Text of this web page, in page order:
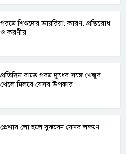
গরমে শিশুদের ডায়রিয়া: কারণ, প্রতিরোধ
ও করণীয়
প্রতিদিন রাতে গরম দুধের সঙ্গে খেজুর
খেলে মিলবে যেসব উপকার
প্রেশার লো হলে বুঝবেন যেসব লক্ষণে